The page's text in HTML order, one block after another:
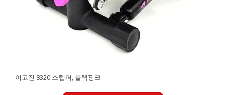
이고진 8320 스텝퍼, 블랙핑크